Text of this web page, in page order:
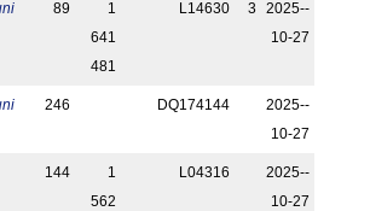
89
1
641
481
L14630 3
2025-­
10-27
246 DQ174144
2025-­
10-27
144
1
562
L04316
2025-­
10-27